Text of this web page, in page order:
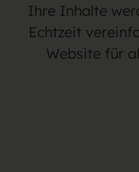
Ihre Inhalte
Echtzeit
Website für